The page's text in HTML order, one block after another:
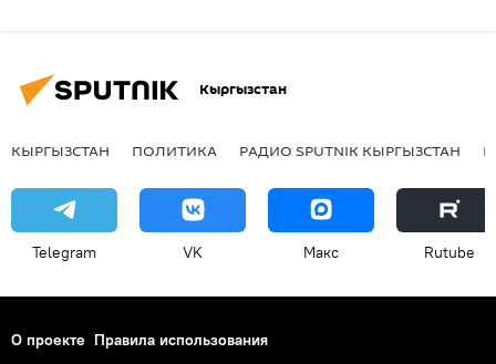
Кыргызстан
КЫРГЫЗСТАН ПОЛИТИКА РАДИО SPUTNIK КЫРГЫЗСТАН
Telegram VK Макс Rutube
О проекте Правила использования